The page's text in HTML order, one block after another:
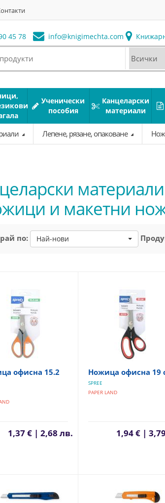
45 78 info@knigimechta.com
Ученически
пособия
Канцеларски
материали
Лепене, рязане, опаковане
и макетни
по: Най-нови
офисна 15.2
1,37 € | 2,68 лв.
Ножица офисна 19
SPREE
PAPER LAND
1,94 € |